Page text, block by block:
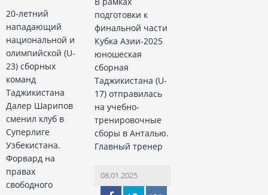
20-летний
нападающий
национальной и
олимпийской (U-
23) сборных
команд
Таджикистана
Далер Шарипов
сменил клуб в
Суперлиге
Узбекистана.
Форвард на
правах
свободного
подготовки к
финальной части
Кубка Азии-2025
юношеская
сборная
Таджикистана (U-
17) отправилась
на учебно-
тренировочные
сборы в Анталью.
Главный тренер
08.01.2025